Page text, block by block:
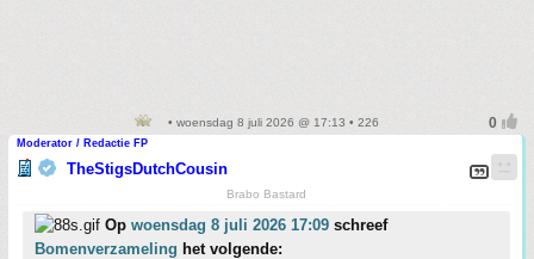
• woensdag 8 juli 2026 @ 17:13 • 226
Moderator / Redactie FP
TheStigsDutchCousin
Brabo Bastard
Op woensdag 8 juli 2026 17:09 schreef
Bomenverzameling het volgende: